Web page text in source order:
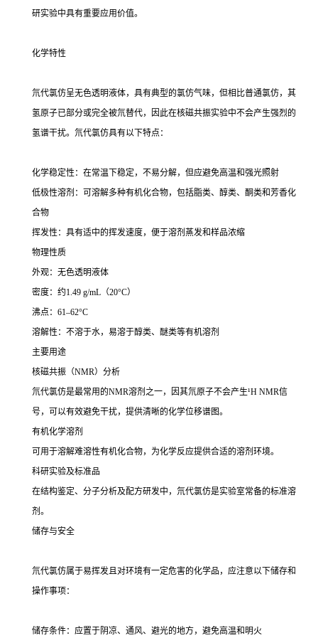
研实验中具有重要应用价值。
化学特性
氘代氯仿呈无色透明液体，具有典型的氯仿气味，但相比普通氯仿，其
氢原子已部分或完全被氘替代，因此在核磁共振实验中不会产生强烈的
氢谱干扰。氘代氯仿具有以下特点：
化学稳定性：在常温下稳定，不易分解，但应避免高温和强光照射
低极性溶剂：可溶解多种有机化合物，包括脂类、醇类、酮类和芳香化
合物
挥发性：具有适中的挥发速度，便于溶剂蒸发和样品浓缩
物理性质
外观：无色透明液体
密度：约1.49 g/mL（20°C）
沸点：61–62°C
溶解性：不溶于水，易溶于醇类、醚类等有机溶剂
主要用途
核磁共振（NMR）分析
氘代氯仿是最常用的NMR溶剂之一，因其氘原子不会产生¹H NMR信
号，可以有效避免干扰，提供清晰的化学位移谱图。
有机化学溶剂
可用于溶解难溶性有机化合物，为化学反应提供合适的溶剂环境。
科研实验及标准品
在结构鉴定、分子分析及配方研发中，氘代氯仿是实验室常备的标准溶
剂。
储存与安全
氘代氯仿属于易挥发且对环境有一定危害的化学品，应注意以下储存和
操作事项：
储存条件：应置于阴凉、通风、避光的地方，避免高温和明火